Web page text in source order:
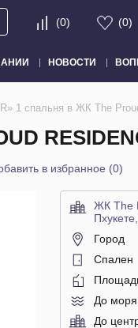
(0) (0)
НОВОСТИ
1 спальня в ЖК The
в избранное (0)
ЖК The
Город
Спален
До моря
До